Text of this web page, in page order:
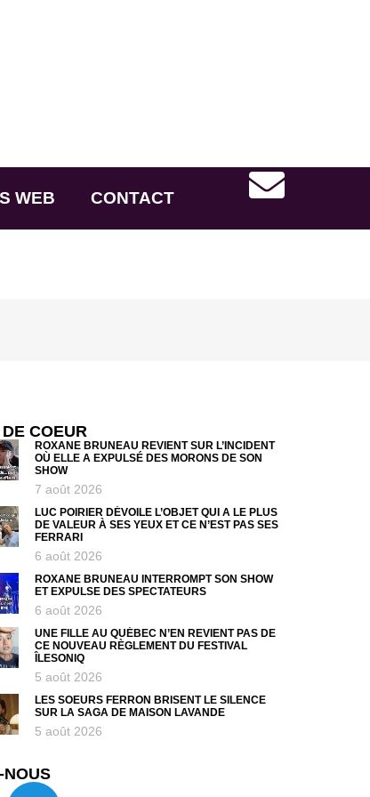
WEB CONTACT
COEUR
ROXANE BRUNEAU REVIENT SUR L’INCIDENT
OÙ ELLE A EXPULSÉ DES MORONS DE SON
SHOW
7 août 2026
LUC POIRIER DÉVOILE L’OBJET QUI A LE PLUS
DE VALEUR À SES YEUX ET CE N’EST PAS SES
FERRARI
6 août 2026
ROXANE BRUNEAU INTERROMPT SON SHOW
ET EXPULSE DES SPECTATEURS
6 août 2026
UNE FILLE AU QUÉBEC N’EN REVIENT PAS DE
CE NOUVEAU RÈGLEMENT DU FESTIVAL
ÎLESONIQ
5 août 2026
LES SOEURS FERRON BRISENT LE SILENCE
SUR LA SAGA DE MAISON LAVANDE
5 août 2026
NOUS